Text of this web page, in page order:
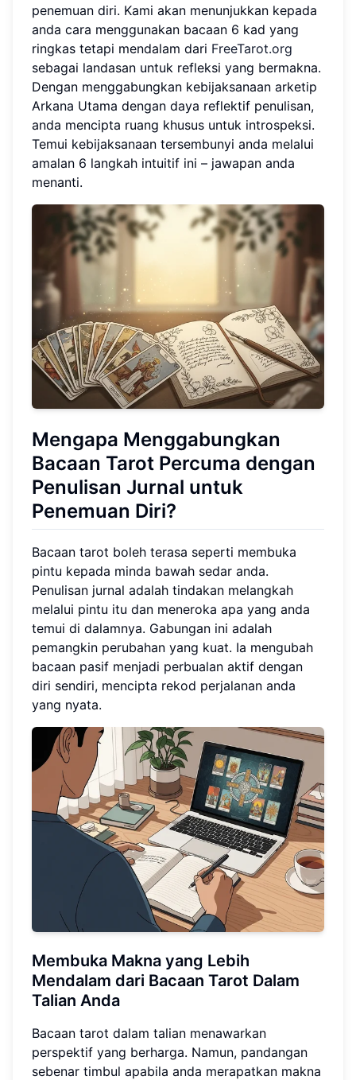
penemuan diri. Kami akan menunjukkan kepada
anda cara menggunakan bacaan 6 kad yang
ringkas tetapi mendalam dari FreeTarot.org
sebagai landasan untuk refleksi yang bermakna.
Dengan menggabungkan kebijaksanaan arketip
Arkana Utama dengan daya reflektif penulisan,
anda mencipta ruang khusus untuk introspeksi.
Temui kebijaksanaan tersembunyi anda melalui
amalan 6 langkah intuitif ini – jawapan anda
menanti.
Mengapa Menggabungkan
Bacaan Tarot Percuma dengan
Penulisan Jurnal untuk
Penemuan Diri?
Bacaan tarot boleh terasa seperti membuka
pintu kepada minda bawah sedar anda.
Penulisan jurnal adalah tindakan melangkah
melalui pintu itu dan meneroka apa yang anda
temui di dalamnya. Gabungan ini adalah
pemangkin perubahan yang kuat. Ia mengubah
bacaan pasif menjadi perbualan aktif dengan
diri sendiri, mencipta rekod perjalanan anda
yang nyata.
Membuka Makna yang Lebih
Mendalam dari Bacaan Tarot Dalam
Talian Anda
Bacaan tarot dalam talian menawarkan
perspektif yang berharga. Namun, pandangan
sebenar timbul apabila anda merapatkan makna